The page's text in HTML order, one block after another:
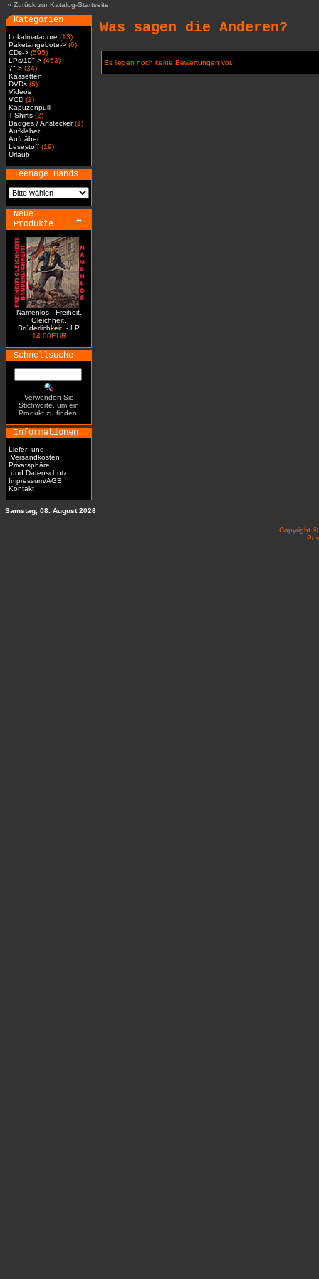
» Zurück zur Katalog-Startseite
Kategorien
Lokalmatadore (13)
Paketangebote-> (6)
CDs-> (595)
LPs/10"-> (453)
7"-> (34)
Kassetten
DVDs (6)
Videos
VCD (1)
Kapuzenpulli
T-Shirts (2)
Badges / Anstecker(1)
Aufkleber
Aufnäher
Lesestoff (19)
Urlaub
Teenage Bands
Neue
Produkte
Namenlos - Freiheit,
Gleichheit,
Brüderlichkeit! - LP
14.00EUR
Schnellsuche
Verwenden Sie
Stichworte, um ein
Produkt zu finden.
Informationen
Liefer- und
Versandkosten
Privatsphäre
und Datenschutz
Impressum/AGB
Kontakt
Was sagen die Anderen?
Es liegen noch keine Bewertungen vor.
Samstag, 08. August 2026
Copyright